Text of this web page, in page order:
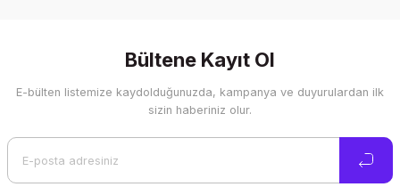
Görüş ve önerileriniz için teşekkür ederiz.
Ürün resmi kalitesiz, bozuk veya görüntülenemiyor.
Bültene Kayıt Ol
E-bülten listemize kaydolduğunuzda, kampanya ve duyurulardan ilk
sizin haberiniz olur.